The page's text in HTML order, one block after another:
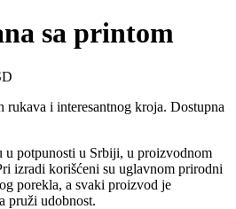
sa printom
i interesantnog kroja. Dostupna
u potpunosti u Srbiji, u proizvodnom
izradi korišćeni su uglavnom prirodni
porekla, a svaki proizvod je
pruži udobnost.